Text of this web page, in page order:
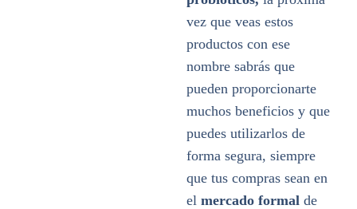
vez que veas estos
productos con ese
nombre sabrás que
pueden proporcionarte
muchos beneficios y que
puedes utilizarlos de
forma segura, siempre
que tus compras sean en
el mercado formal de